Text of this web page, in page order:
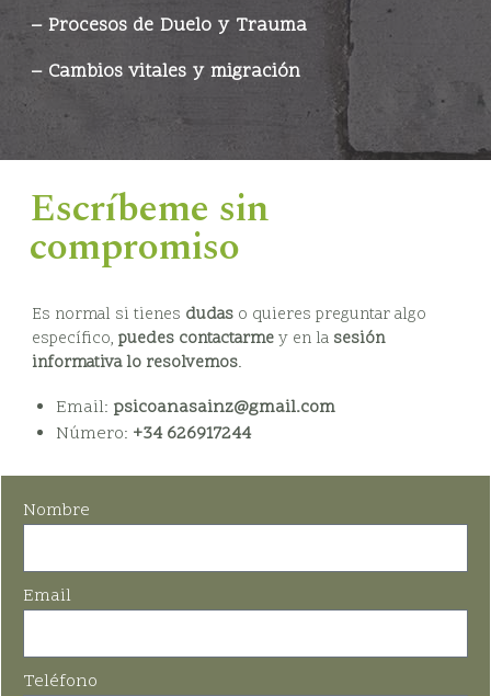
– Procesos de Duelo y Trauma
– Cambios vitales y migración
Quiero contactar
Escríbeme sin
compromiso
Es normal si tienes dudas o quieres preguntar algo
específico, puedes contactarmey en la sesión
informativa lo resolvemos.
Email: psicoanasainz@gmail.com
Número: +34 626917244
Nombre
Email
Teléfono